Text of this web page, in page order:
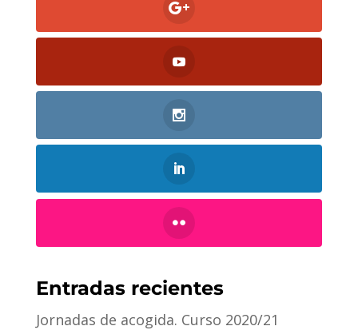
Entradas recientes
Jornadas de acogida. Curso 2020/21